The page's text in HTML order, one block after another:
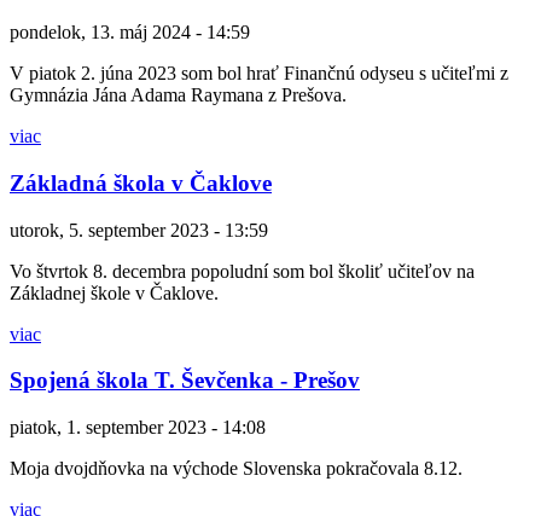
pondelok, 13. máj 2024 - 14:59
V piatok 2. júna 2023 som bol hrať Finančnú odyseu s učiteľmi z
Gymnázia Jána Adama Raymana z Prešova.
viac
Základná škola v Čaklove
utorok, 5. september 2023 - 13:59
Vo štvrtok 8. decembra popoludní som bol školiť učiteľov na
Základnej škole v Čaklove.
viac
Spojená škola T. Ševčenka - Prešov
piatok, 1. september 2023 - 14:08
Moja dvojdňovka na východe Slovenska pokračovala 8.12.
viac